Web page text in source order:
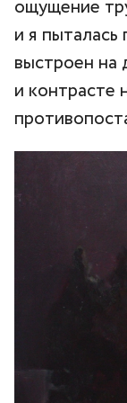
ощущение
и я
выстроен на
и контрасте